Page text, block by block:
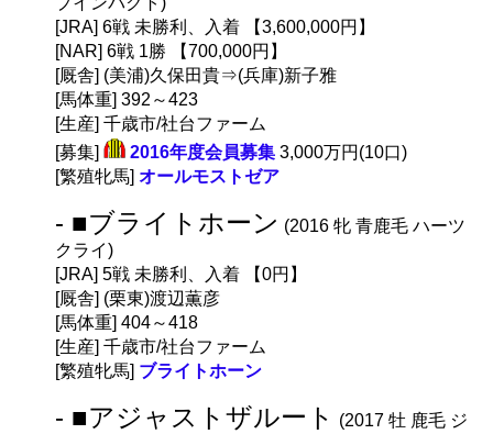
[JRA] 6戦 未勝利、入着 【3,600,000円】
[NAR] 6戦 1勝 【700,000円】
[厩舎] (美浦)久保田貴⇒(兵庫)新子雅
[馬体重] 392～423
[生産] 千歳市/社台ファーム
[募集]
2016年度会員募集 3,000万円(10口)
[繁殖牝馬] オールモストゼア
- ■ブライトホーン (2016 牝 青鹿毛 ハーツ
クライ)
[JRA] 5戦 未勝利、入着 【0円】
[厩舎] (栗東)渡辺薫彦
[馬体重] 404～418
[生産] 千歳市/社台ファーム
[繁殖牝馬] ブライトホーン
- ■アジャストザルート
(2017 牡 鹿毛 ジ